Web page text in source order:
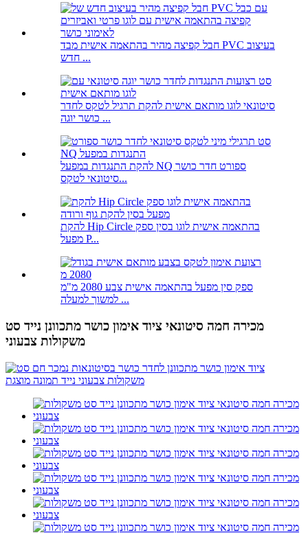
חבל קפיצה מהיר בהתאמה אישית מבד PVC בעיצוב
חדש ...
סיטונאי לוגו מותאם אישית להקת תרגיל לטקס לחדר
כושר יוגה ...
להקת התנגדות במפעל NQ ספורט חדר כושר
סיטונאי לטקס...
להקת Hip Circle בהתאמה אישית לוגו בסין ספק
מפעל P...
ספק סין מפעל בהתאמה אישית צבע 2080 מ"מ
למשוך למעלה ...
מכירה חמה סיטונאי ציוד אימון כושר מתכוונן נייד סט
משקולות צבעוני